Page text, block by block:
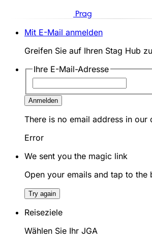
Prag
Mit E-Mail anmelden
Greifen Sie auf Ihren Stag Hub
Ihre E-Mail-Adresse
Anmelden
There is no email address in our
Error
We sent you the magic link
Open your emails and tap to the
Try again
Reiseziele
Wählen Sie Ihr JGA